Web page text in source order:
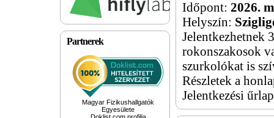
Partnerek
Magyar Fizikushallgatók
Egyesülete
Doklist.com profilja
Időpont:2026.
Helyszín:
Jelentkezhetnek
rokonszakosok
szurkolókat is
Részletek a
Jelentkezési